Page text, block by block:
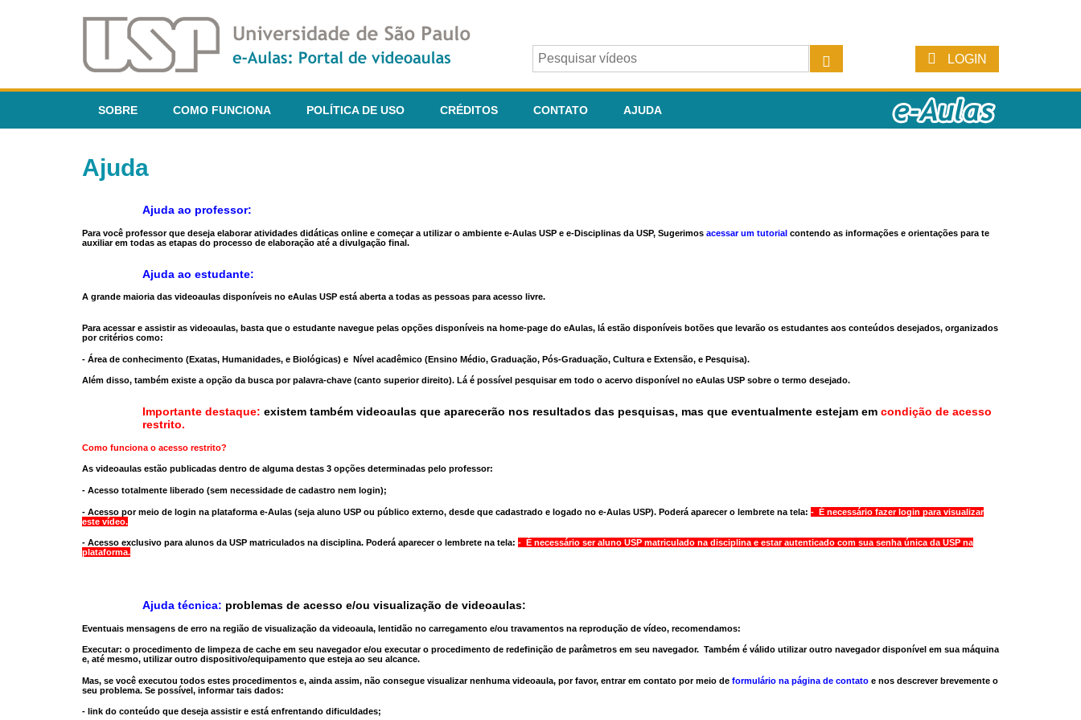
LOGIN
SOBRE COMO FUNCIONA POLÍTICA DE USO CRÉDITOS CONTATO AJUDA
Ajuda
Ajuda ao professor:
Para você professor que deseja elaborar atividades didáticas online e começar a utilizar o ambiente e-Aulas USP e e-Disciplinas da USP, Sugerimos acessar um tutorial contendo as informações e orientações para te
auxiliar em todas as etapas do processo de elaboração até a divulgação final.
Ajuda ao estudante:
A grande maioria das videoaulas disponíveis no eAulas USP está aberta a todas as pessoas para acesso livre.
Para acessar e assistir as videoaulas, basta que o estudante navegue pelas opções disponíveis na home-page do eAulas, lá estão disponíveis botões que levarão os estudantes aos conteúdos desejados, organizados
por critérios como:
- Área de conhecimento (Exatas, Humanidades, e Biológicas) e Nível acadêmico (Ensino Médio, Graduação, Pós-Graduação, Cultura e Extensão, e Pesquisa).
Além disso, também existe a opção da busca por palavra-chave (canto superior direito). Lá é possível pesquisar em todo o acervo disponível no eAulas USP sobre o termo desejado.
Importante destaque: existem também videoaulas que aparecerão nos resultados das pesquisas, mas que eventualmente estejam em condição de acesso
restrito.
Como funciona o acesso restrito?
As videoaulas estão publicadas dentro de alguma destas 3 opções determinadas pelo professor:
- Acesso totalmente liberado (sem necessidade de cadastro nem login);
- Acesso por meio de login na plataforma e-Aulas (seja aluno USP ou público externo, desde que cadastrado e logado no e-Aulas USP). Poderá aparecer o lembrete na tela: - É necessário fazer login para visualizar
este vídeo.
- Acesso exclusivo para alunos da USP matriculados na disciplina. Poderá aparecer o lembrete na tela: - É necessário ser aluno USP matriculado na disciplina e estar autenticado com sua senha única da USP na
plataforma.
Ajuda técnica: problemas de acesso e/ou visualização de videoaulas:
Eventuais mensagens de erro na região de visualização da videoaula, lentidão no carregamento e/ou travamentos na reprodução de vídeo, recomendamos:
Executar: o procedimento de limpeza de cache em seu navegador e/ou executar o procedimento de redefinição de parâmetros em seu navegador. Também é válido utilizar outro navegadordisponível em sua máquina
e, até mesmo, utilizar outro dispositivo/equipamento que esteja ao seu alcance.
Mas, se você executou todos estes procedimentos e, ainda assim, não consegue visualizar nenhuma videoaula, por favor, entrar em contato por meio de formulário na página de contato e nos descrever brevemente o
seu problema. Se possível, informar tais dados:
- link do conteúdo que deseja assistir e está enfrentando dificuldades;